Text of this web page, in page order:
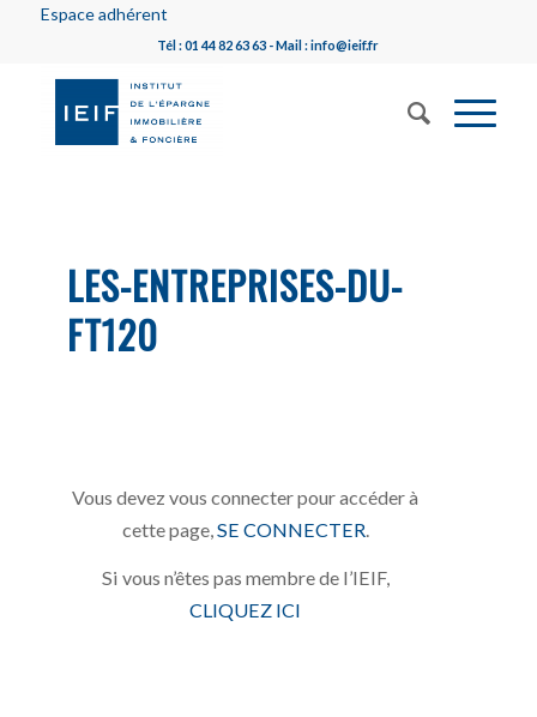
Espace adhérent
Tél : 01 44 82 63 63 - Mail : info@ieif.fr
LES-ENTREPRISES-DU-
FT120
Vous devez vous connecter pour accéder à
cette page, SE CONNECTER
Si vous n’êtes pas membre de l’IEIF,
CLIQUEZ ICI